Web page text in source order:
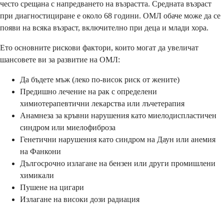
често срещана с напредването на възрастта. Средната възраст
при диагностициране е около 68 години. ОМЛ обаче може да се
появи на всяка възраст, включително при деца и млади хора.
Ето основните рискови фактори, които могат да увеличат
шансовете ви за развитие на ОМЛ:
Да бъдете мъж (леко по-висок риск от жените)
Предишно лечение на рак с определени
химиотерапевтични лекарства или лъчетерапия
Анамнеза за кръвни нарушения като миелодиспластичен
синдром или миелофиброза
Генетични нарушения като синдром на Даун или анемия
на Фанкони
Дългосрочно излагане на бензен или други промишлени
химикали
Пушене на цигари
Излагане на високи дози радиация